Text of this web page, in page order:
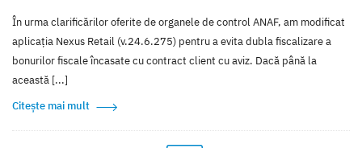
În urma clarificărilor oferite de organele de control ANAF, am modificat
aplicația Nexus Retail (v.24.6.275) pentru a evita dubla fiscalizare a
bonurilor fiscale încasate cu contract client cu aviz. Dacă până la
această [...]
Citește mai mult